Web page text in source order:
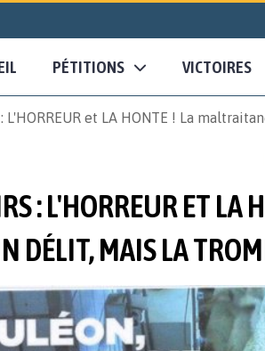
PÉTITIONS VICTOIRES
: L'HORREUR et LA HONTE ! La
: L'HORREUR ET LA
DÉLIT, MAIS LA